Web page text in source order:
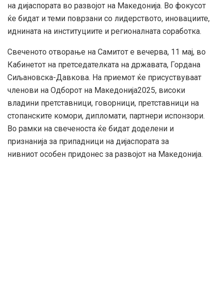
на дијаспората во развојот на Македонија. Во фокусот
ќе бидат и теми поврзани со лидерството, иновациите,
иднината на институциите и регионалната соработка.
Свеченото отворање на Самитот е вечерва, 11 мај, во
Кабинетот на претседателката на државата, Гордана
Сиљановска-Давкова. На приемот ќе присуствуваат
членови на Одборот на Македонија2025, високи
владини претставници, говорници, претставници на
стопанските комори, дипломати, партнери испонзори.
Во рамки на свеченоста ќе бидат доделени и
признанија за припадници на дијаспората за
нивниот особен придонес за развојот на Македонија.